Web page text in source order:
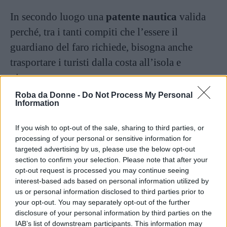
Roba da Donne - Do Not Process My Personal
Information
If you wish to opt-out of the sale, sharing to third parties, or
processing of your personal or sensitive information for
targeted advertising by us, please use the below opt-out
section to confirm your selection. Please note that after your
opt-out request is processed you may continue seeing
interest-based ads based on personal information utilized by
us or personal information disclosed to third parties prior to
your opt-out. You may separately opt-out of the further
disclosure of your personal information by third parties on the
IAB’s list of downstream participants. This information may
In secondo luogo una patente nautica valida
perché, tra i tanti compiti che l’essere il
guardiano del faro richiede, bisogna anche
trasportare i turisti dalla costa all’isola e
viceversa.